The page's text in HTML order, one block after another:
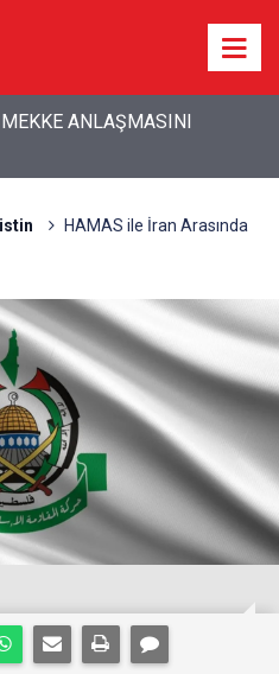
dakika açıklamalar!
HAMAS ile İran Arasında